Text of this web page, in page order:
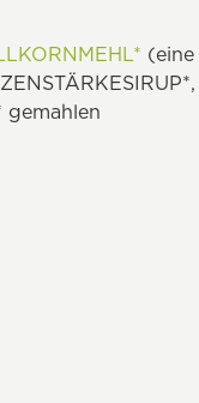
(eine
gemahlen